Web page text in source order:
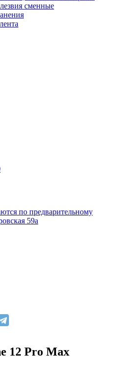
по предварительному
59а
12 Pro Max
для телефонов Apple,